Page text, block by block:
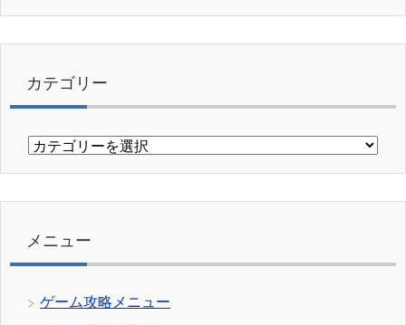
カテゴリー
カ
リ
メニュー
ゲーム攻略メニュー